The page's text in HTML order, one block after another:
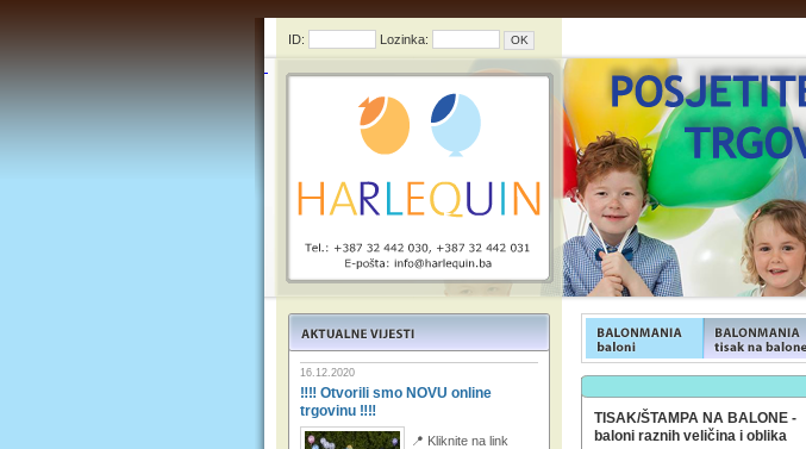
ID: Lozinka:
16.12.2020
‼‼ Otvorili smo NOVU online
trgovinu ‼‼
📍 Kliknite na link
TISAK/ŠTAMPA NA BALONE -
baloni raznih veličina i oblika